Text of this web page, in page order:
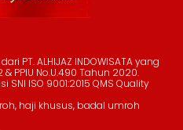
PT. ALHIJAZ INDOWISATA yang
PPIU No.U.490 Tahun 2020.
SNI ISO 9001:2015 QMS Quality
haji khusus, badal umroh